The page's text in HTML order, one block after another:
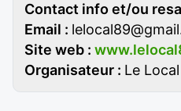
Contact info et/ou
Email :
Site web :
Organisateur : Le Local